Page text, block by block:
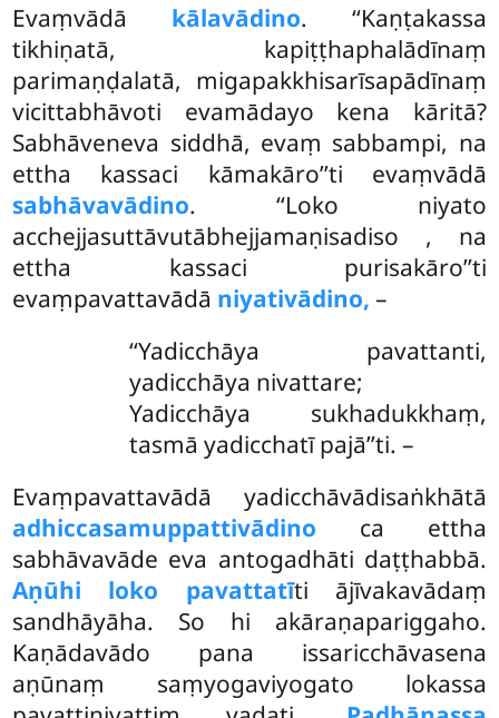
Evaṃvādā kālavādino. ‘‘Kaṇṭakassa
tikhiṇatā, kapiṭṭhaphalādīnaṃ
parimaṇḍalatā, migapakkhisarīsapādīnaṃ
vicittabhāvoti evamādayo kena kāritā?
Sabhāveneva siddhā, evaṃ sabbampi, na
ettha kassaci kāmakāro’’ti evaṃvādā
sabhāvavādino. ‘‘Loko niyato
acchejjasuttāvutābhejjamaṇisadiso , na
ettha kassaci purisakāro’’ti
evaṃpavattavādā niyativādino, –
‘‘Yadicchāya pavattanti,
yadicchāya nivattare;
Yadicchāya sukhadukkhaṃ,
tasmā yadicchatī pajā’’ti. –
Evaṃpavattavādā yadicchāvādisaṅkhātā
adhiccasamuppattivādino ca ettha
sabhāvavāde eva antogadhāti daṭṭhabbā.
Aṇūhi loko pavattatīti ājīvakavādaṃ
sandhāyāha. So hi akāraṇapariggaho.
Kaṇādavādo pana issaricchāvasena
aṇūnaṃ saṃyogaviyogato lokassa